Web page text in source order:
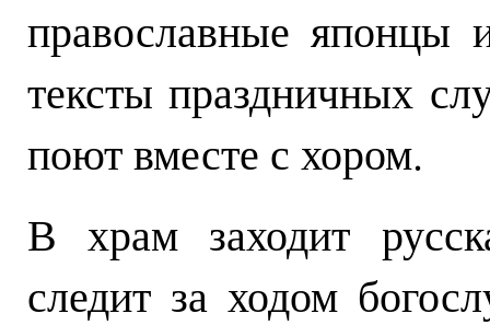
православные японцы
тексты праздничных
поют вместе с хором.
В храм заходит
следит за ходом